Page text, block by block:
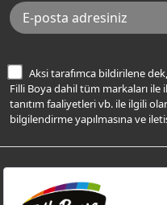
İnternet Sitesi Kullanım
KVKK Talep Formu
KVKK Aydınlatma Metni
Aksi tarafımca bildirilene
Filli Boya dahil tüm markaları
tanıtım faaliyetleri vb. ile ilgili
bilgilendirme yapılmasına ve